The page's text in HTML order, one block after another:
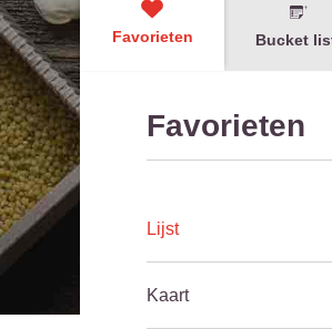
Favorieten Bucket
Favorieten
Lijst
Kaart